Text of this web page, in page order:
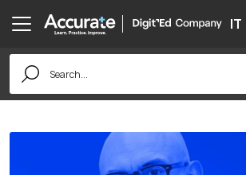
IT
Search
for: